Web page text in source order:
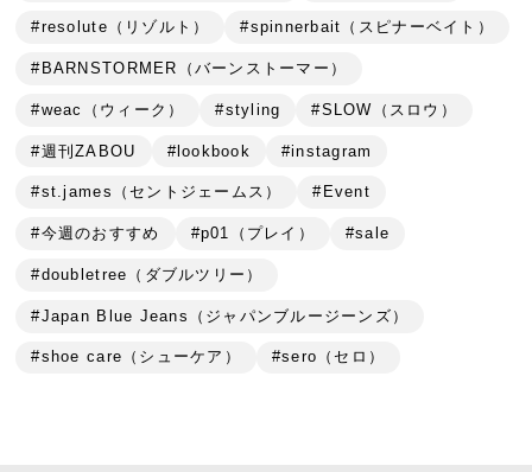
#resolute（リゾルト） #spinnerbait（スピナーベイト）
#BARNSTORMER（バーンストーマー）
#weac（ウィーク） #styling #SLOW（スロウ）
#週刊ZABOU #lookbook #instagram
#st.james（セントジェームス） #Event
#今週のおすすめ #p01（プレイ） #sale
#doubletree（ダブルツリー）
#Japan Blue Jeans（ジャパンブルージーンズ）
#shoe care（シューケア） #sero（セロ）